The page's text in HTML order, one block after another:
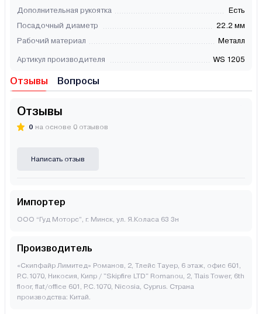
Дополнительная рукоятка
Есть
Посадочный диаметр
22.2 мм
Рабочий материал
Металл
Артикул производителя WS 1205
Отзывы Вопросы
Отзывы
0 на основе 0 отзывов
Написать отзыв
Импортер
ООО “Гуд Моторс”, г. Минск, ул. Я.Коласа 63 3н
Производитель
«Скипфайр Лимитед» Романов, 2, Тлейс Тауер, 6 этаж, офис 601,
P.C.1070, Никосия, Кипр / "Skipfire LTD" Romanou, 2, Tlais Tower, 6th
floor, flat/office 601, P.C.1070, Nicosia, Cyprus. Страна
производства: Китай.